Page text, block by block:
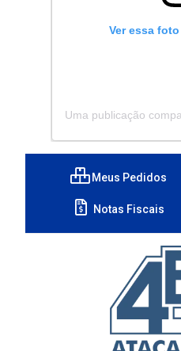
Ver essa
Meus Pedidos
Notas Fiscais